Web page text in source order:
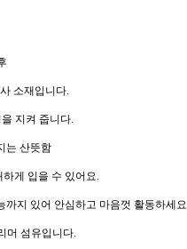
소재입니다.
지켜 줍니다.
는 산뜻함
게 입을 수 있어요.
까지 있어 안심하고 마음껏 활동하세요
머 섬유입니다.